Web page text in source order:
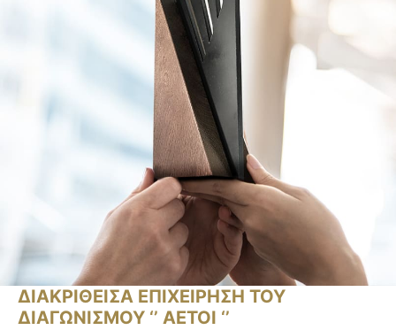
ΔΙΑΚΡΙΘΕΙΣΑ ΕΠΙΧΕΙΡΗΣΗ ΤΟΥ
ΔΙΑΓΩΝΙΣΜΟΥ ‘’ ΑΕΤΟΙ ‘’